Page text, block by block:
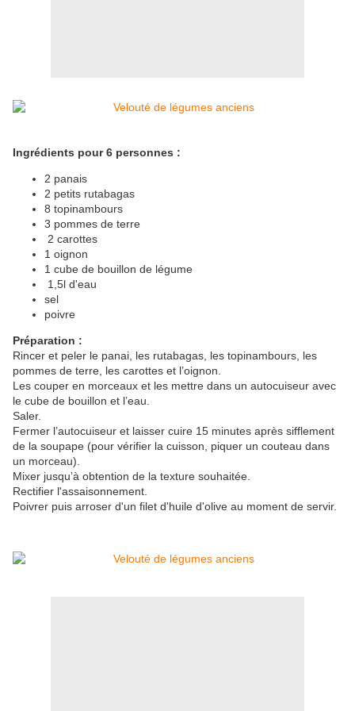
Ingrédients pour 6 personnes :
2 panais
2 petits rutabagas
8 topinambours
3 pommes de terre
2 carottes
1 oignon
1 cube de bouillon de légume
1,5l d'eau
sel
poivre
Préparation :
Rincer et peler le panai, les rutabagas, les topinambours, les
pommes de terre, les carottes et l’oignon.
Les couper en morceaux et les mettre dans un autocuiseur avec
le cube de bouillon et l’eau.
Saler.
Fermer l’autocuiseur et laisser cuire 15 minutes après sifflement
de la soupape (pour vérifier la cuisson, piquer un couteau dans
un morceau).
Mixer jusqu’à obtention de la texture souhaitée.
Rectifier l'assaisonnement.
Poivrer puis arroser d'un filet d'huile d'olive au moment de servir.